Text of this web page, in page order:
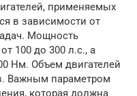
применяемых
в зависимости от
Мощность
100 до 300 л.с., а
Нм. Объем двигателей
Важным параметром
которая должна